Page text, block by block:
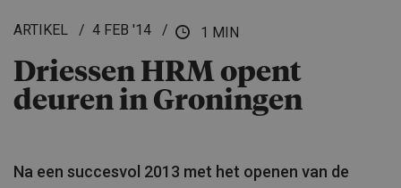
ZOEKEN
ARTIKEL 4 FEB '14 1 MIN
Driessen HRM opent
deuren in Groningen
Na een succesvol 2013 met het openen van de